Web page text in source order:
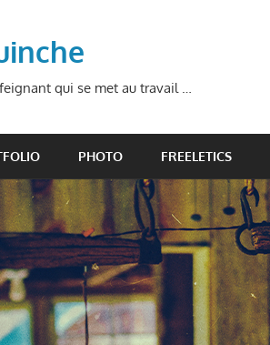
qui se met au travail …
PHOTO FREELETICS